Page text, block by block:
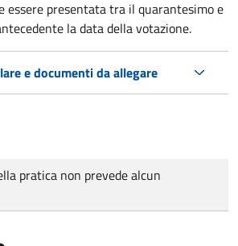
essere presentata tra il quarantesimo e
la data della votazione.
e documenti da allegare
pratica non prevede alcun